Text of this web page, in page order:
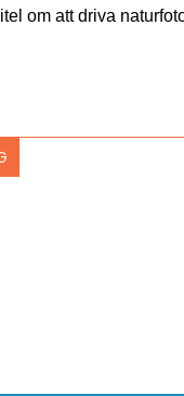
om att driva